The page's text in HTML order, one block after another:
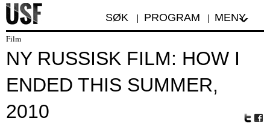
SØK PROGRAM MENY
Film
NY RUSSISK FILM: HOW I
ENDED THIS SUMMER,
2010